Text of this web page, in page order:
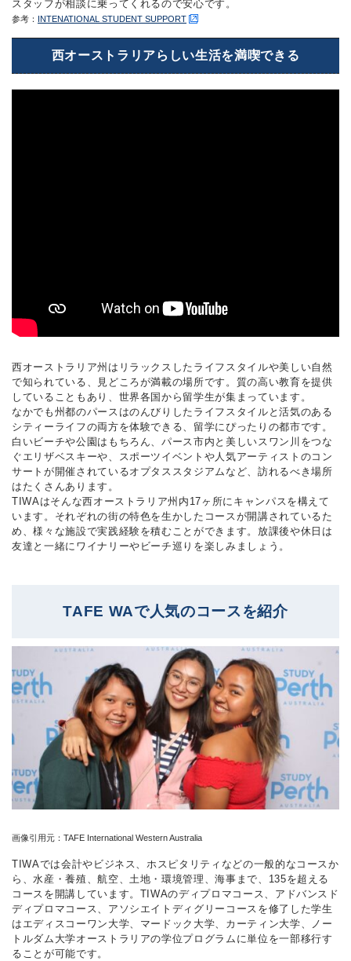
スタッフが相談に乗ってくれるので安心です。
参考： INTENATIONAL STUDENT SUPPORT
西オーストラリアらしい生活を満喫できる
西オーストラリア州はリラックスしたライフスタイルや美しい自然
で知られている、見どころが満載の場所です。質の高い教育を提供
していることもあり、世界各国から留学生が集まっています。
なかでも州都のパースはのんびりしたライフスタイルと活気のある
シティーライフの両方を体験できる、留学にぴったりの都市です。
白いビーチや公園はもちろん、パース市内と美しいスワン川をつな
ぐエリザベスキーや、スポーツイベントや人気アーティストのコン
サートが開催されているオプタススタジアムなど、訪れるべき場所
はたくさんあります。
TIWAはそんな西オーストラリア州内17ヶ所にキャンパスを構えて
います。それぞれの街の特色を生かしたコースが開講されているた
め、様々な施設で実践経験を積むことができます。放課後や休日は
友達と一緒にワイナリーやビーチ巡りを楽しみましょう。
TAFE WAで人気のコースを紹介
画像引用元：TAFE International Western Australia
TIWAでは会計やビジネス、ホスピタリティなどの一般的なコースか
ら、水産・養殖、航空、土地・環境管理、海事まで、135を超える
コースを開講しています。TIWAのディプロマコース、アドバンスド
ディプロマコース、アソシエイトディグリーコースを修了した学生
はエディスコーワン大学、マードック大学、カーティン大学、ノー
トルダム大学オーストラリアの学位プログラムに単位を一部移行す
ることが可能です。